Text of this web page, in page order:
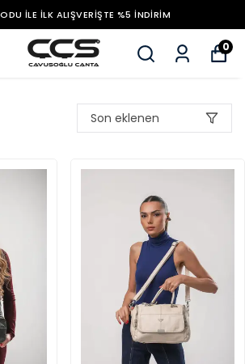
ILE İLK ALIŞVERIŞTE %5 İNDIRIM
0
Son eklenen